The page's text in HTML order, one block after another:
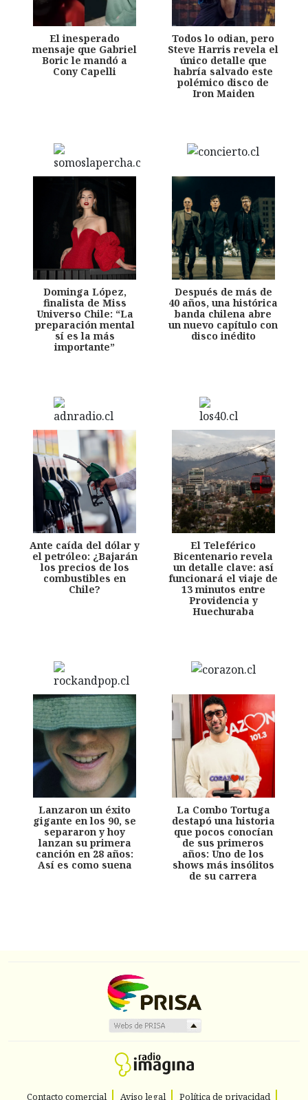
El inesperado
mensaje que Gabriel
Boric le mandó a
Cony Capelli
Todos lo odian, pero
Steve Harris revela el
único detalle que
habría salvado este
polémico disco de
Iron Maiden
Dominga López,
finalista de Miss
Universo Chile: “La
preparación mental
sí es la más
importante”
Después de más de
40 años, una histórica
banda chilena abre
un nuevo capítulo con
disco inédito
Ante caída del dólar y
el petróleo: ¿Bajarán
los precios de los
combustibles en
Chile?
El Teleférico
Bicentenario revela
un detalle clave: así
funcionará el viaje de
13 minutos entre
Providencia y
Huechuraba
Lanzaron un éxito
gigante en los 90, se
separaron y hoy
lanzan su primera
canción en 28 años:
Así es como suena
La Combo Tortuga
destapó una historia
que pocos conocían
de sus primeros
años: Uno de los
shows más insólitos
de su carrera
Contacto comercial Aviso legal Política de privacidad